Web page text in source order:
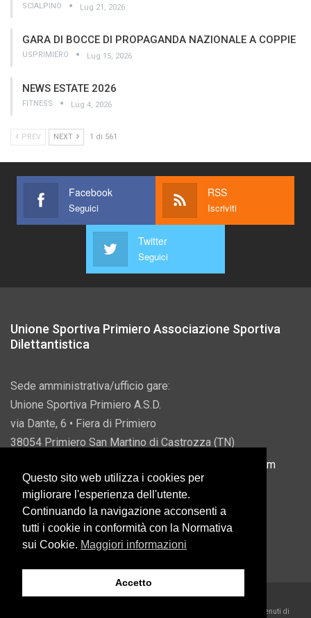
SCIALPINO Lug 21, 2026
GARA DI BOCCE DI PROPAGANDA NAZIONALE A COPPIE
USPRIMIERO Lug 15, 2026
NEWS ESTATE 2026
FITNESS Lug 4, 2026
PREV NEXT 1 di 561
Facebook
Seguici
RSS
Iscriviti
Twitter
Seguici
Unione Sportiva Primiero Associazione Sportiva
Dilettantistica
Sede amministrativa/ufficio gare:
Unione Sportiva Primiero A.S.D.
via Dante, 6 • Fiera di Primiero
38054 Primiero San Martino di Castrozza (TN)
info@usprimiero.com
Vantaggi da Pubblica Amministrazione
Eccetto dove diversamente specificato, i contenuti di
Questo sito web utilizza i cookies per
migliorare l'esperienza dell'utente.
Continuando la navigazione acconsenti a
tutti i cookie in conformità con la Normativa
sui Cookie. Maggiori informazioni
Accetto